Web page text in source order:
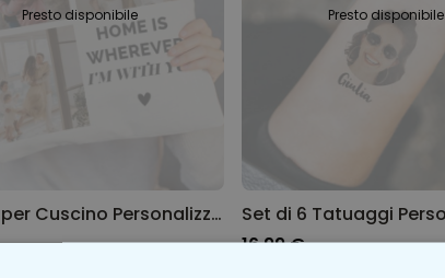
Presto disponibile
Federa per Cuscino Personalizzata con 3 Foto e Testo
Presto disponibile
16,99 €